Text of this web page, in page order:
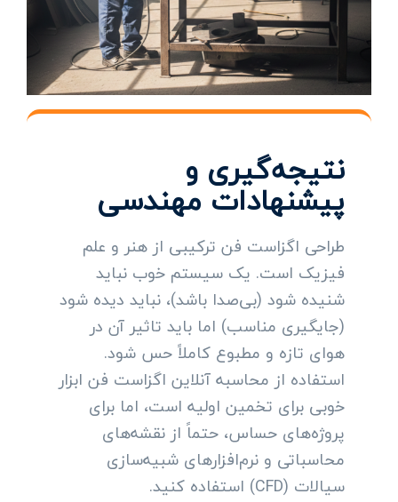
نتیجه‌گیری و
پیشنهادات مهندسی
طراحی اگزاست فن ترکیبی از هنر و علم
فیزیک است. یک سیستم خوب نباید
شنیده شود (بی‌صدا باشد)، نباید دیده شود
(جایگیری مناسب) اما باید تاثیر آن در
هوای تازه و مطبوع کاملاً حس شود.
استفاده از محاسبه آنلاین اگزاست فن ابزار
خوبی برای تخمین اولیه است، اما برای
پروژه‌های حساس، حتماً از نقشه‌های
محاسباتی و نرم‌افزارهای شبیه‌سازی
سیالات (CFD) استفاده کنید.